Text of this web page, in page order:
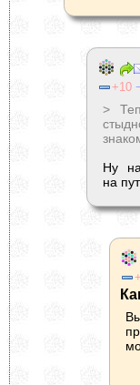
10
>
Ну
на